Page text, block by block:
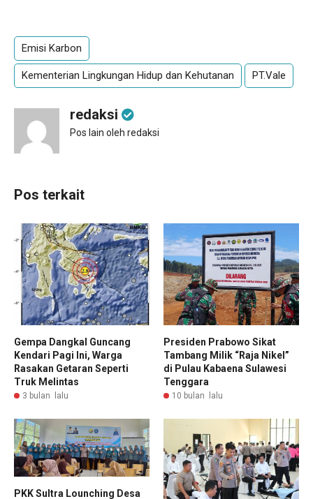
Emisi Karbon
Kementerian Lingkungan Hidup dan Kehutanan PT.Vale
redaksi
Pos lain oleh redaksi
Pos terkait
Gempa Dangkal Guncang
Kendari Pagi Ini, Warga
Rasakan Getaran Seperti
Truk Melintas
3 bulan lalu
Presiden Prabowo Sikat
Tambang Milik “Raja Nikel”
di Pulau Kabaena Sulawesi
Tenggara
10 bulan lalu
PKK Sultra Lounching Desa